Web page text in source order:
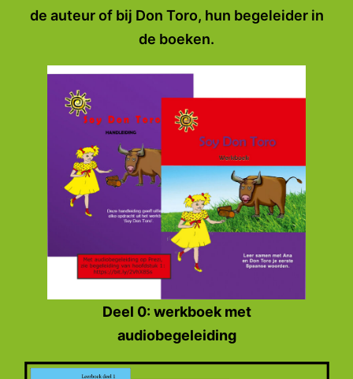
de auteur of bij Don Toro, hun begeleider in
de boeken.
Deel 0: werkboek met
audiobegeleiding